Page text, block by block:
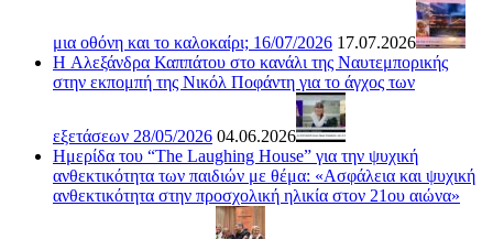
μια οθόνη και το καλοκαίρι; 16/07/2026 17.07.2026
H Αλεξάνδρα Καππάτου στο κανάλι της Ναυτεμπορικής
στην εκπομπή της Νικόλ Ποφάντη για το άγχος των
εξετάσεων 28/05/2026 04.06.2026
Ημερίδα του “The Laughing House” για την ψυχική
ανθεκτικότητα των παιδιών με θέμα: «Ασφάλεια και ψυχική
ανθεκτικότητα στην προσχολική ηλικία στον 21ου αιώνα»